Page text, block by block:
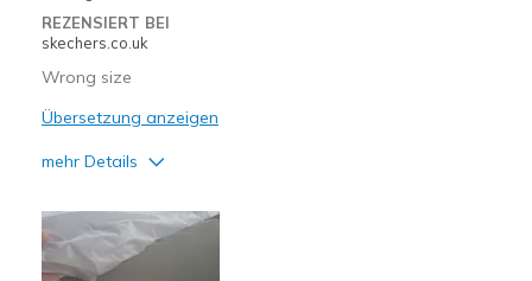
Schuhen
REZENSIERT BEI
skechers.co.uk
Wrong size
Übersetzung anzeigen
mehr Details